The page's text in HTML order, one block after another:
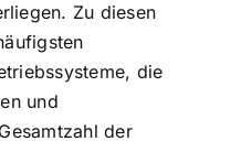
Zu diesen
die
und
der